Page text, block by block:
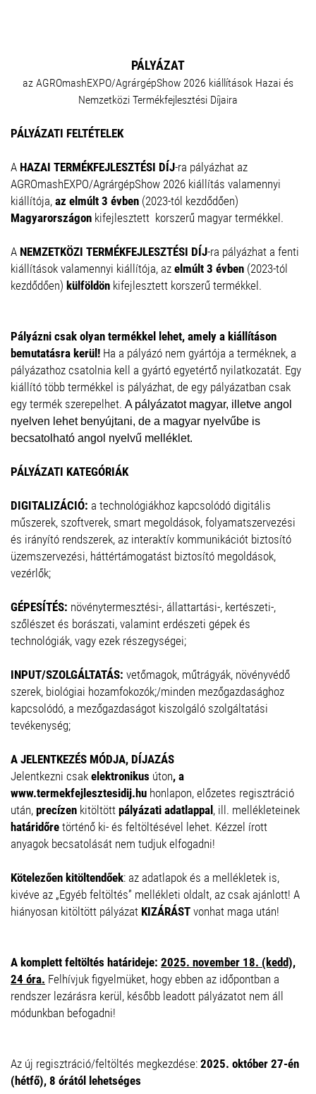
PÁLYÁZAT
az AGROmashEXPO/AgrárgépShow 2026 kiállítások Hazai és
Nemzetközi Termékfejlesztési Díjaira
PÁLYÁZATI FELTÉTELEK
A HAZAI TERMÉKFEJLESZTÉSI DÍJ-ra pályázhat az
AGROmashEXPO/AgrárgépShow 2026 kiállítás valamennyi
kiállítója, az elmúlt 3 évben (2023-tól kezdődően)
Magyarországon kifejlesztett korszerű magyar termékkel.
A NEMZETKÖZI TERMÉKFEJLESZTÉSI DÍJ-ra pályázhat a fenti
kiállítások valamennyi kiállítója, az elmúlt 3 évben (2023-tól
kezdődően) külföldön kifejlesztett korszerű termékkel.
Pályázni csak olyan termékkel lehet, amely a kiállításon
bemutatásra kerül! Ha a pályázó nem gyártója a terméknek, a
pályázathoz csatolnia kell a gyártó egyetértő nyilatkozatát. Egy
kiállító több termékkel is pályázhat, de egy pályázatban csak
egy termék szerepelhet. A pályázatot magyar, illetve angol
nyelven lehet benyújtani, de a magyar nyelvűbe is
becsatolható angol nyelvű melléklet.
PÁLYÁZATI KATEGÓRIÁK
DIGITALIZÁCIÓ: a technológiákhoz kapcsolódó digitális
műszerek, szoftverek, smart megoldások, folyamatszervezési
és irányító rendszerek, az interaktív kommunikációt biztosító
üzemszervezési, háttértámogatást biztosító megoldások,
vezérlők;
GÉPESÍTÉS: növénytermesztési-, állattartási-, kertészeti-,
szőlészet és borászati, valamint erdészeti gépek és
technológiák, vagy ezek részegységei;
INPUT/SZOLGÁLTATÁS: vetőmagok, műtrágyák, növényvédő
szerek, biológiai hozamfokozók;/minden mezőgazdasághoz
kapcsolódó, a mezőgazdaságot kiszolgáló szolgáltatási
tevékenység;
A JELENTKEZÉS MÓDJA, DÍJAZÁS
Jelentkezni csak elektronikus úton, a
www.termekfejlesztesidij.hu honlapon, előzetes regisztráció
után, precízen kitöltött pályázati adatlappal , ill. mellékleteinek
határidőre történő ki- és feltöltésével lehet. Kézzel írott
anyagok becsatolását nem tudjuk elfogadni!
Kötelezően kitöltendőek: az adatlapok és a mellékletek is,
kivéve az „Egyéb feltöltés” mellékleti oldalt, az csak ajánlott! A
hiányosan kitöltött pályázat KIZÁRÁST vonhat maga után!
A komplett feltöltés határideje: 2025. november 18. (kedd),
24 óra. Felhívjuk figyelmüket, hogy ebben az időpontban a
rendszer lezárásra kerül, később leadott pályázatot nem áll
módunkban befogadni!
Az új regisztráció/feltöltés megkezdése: 2025. október 27-én
(hétfő), 8 órától lehetséges